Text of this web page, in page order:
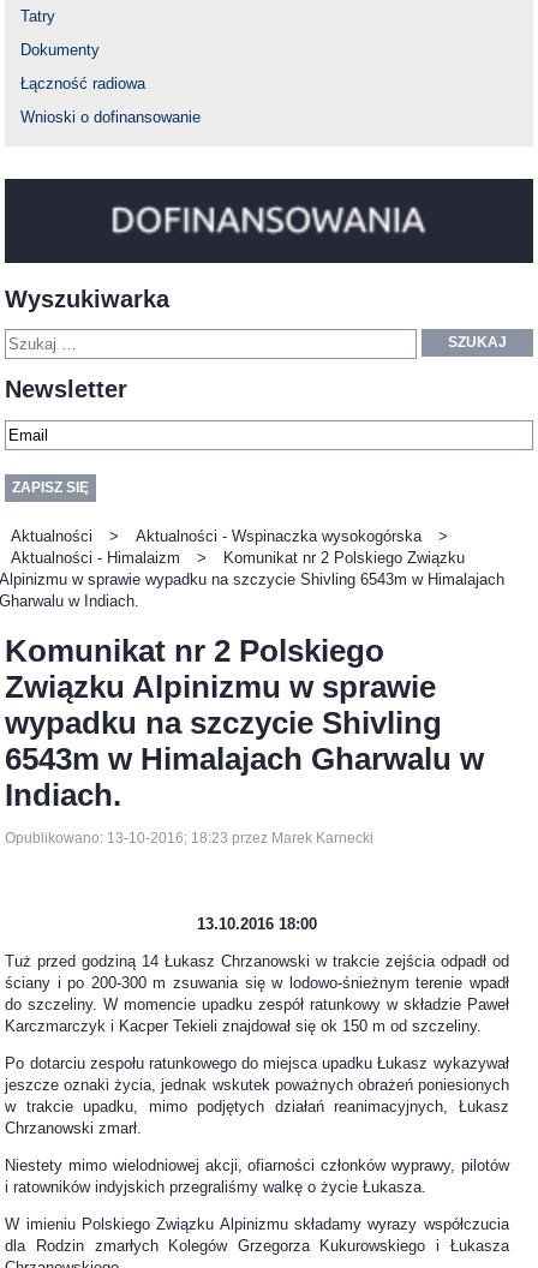
Tatry
Dokumenty
Łączność radiowa
Wnioski o dofinansowanie
Wyszukiwarka
SZUKAJ
Newsletter
Aktualności > Aktualności - Wspinaczka wysokogórska
>
Aktualności - Himalaizm
>
Komunikat nr 2 Polskiego Związku
Alpinizmu w sprawie wypadku na szczycie Shivling 6543m w Himalajach
Gharwalu w Indiach.
Komunikat nr 2 Polskiego
Związku Alpinizmu w sprawie
wypadku na szczycie Shivling
6543m w Himalajach Gharwalu w
Indiach.
Opublikowano: 13-10-2016; 18:23 przez Marek Karnecki
13.10.2016 18:00
Tuż przed godziną 14 Łukasz Chrzanowski w trakcie zejścia odpadł od
ściany i po 200-300 m zsuwania się w lodowo-śnieżnym terenie wpadł
do szczeliny. W momencie upadku zespół ratunkowy w składzie Paweł
Karczmarczyk i Kacper Tekieli znajdował się ok 150 m od szczeliny.
Po dotarciu zespołu ratunkowego do miejsca upadku Łukasz wykazywał
jeszcze oznaki życia, jednak wskutek poważnych obrażeń poniesionych
w trakcie upadku, mimo podjętych działań reanimacyjnych, Łukasz
Chrzanowski zmarł.
Niestety mimo wielodniowej akcji, ofiarności członków wyprawy, pilotów
i ratowników indyjskich przegraliśmy walkę o życie Łukasza.
W imieniu Polskiego Związku Alpinizmu składamy wyrazy współczucia
dla Rodzin zmarłych Kolegów Grzegorza Kukurowskiego i Łukasza